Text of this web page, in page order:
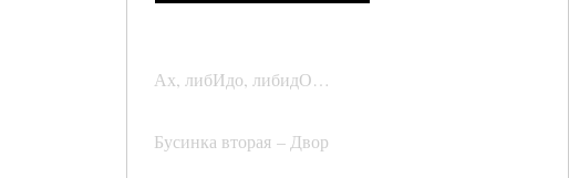
Ах, либИдо, либидО…
Бусинка вторая – Двор